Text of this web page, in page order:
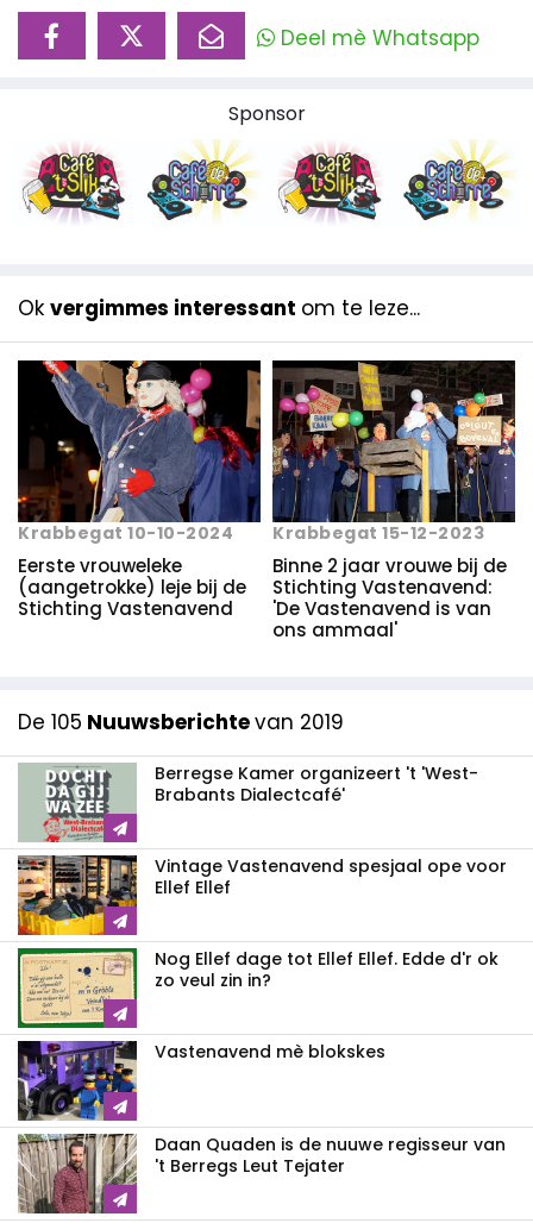
Deel mè Whatsapp
Sponsor
Ok vergimmes interessant om te leze...
Krabbegat 10-10-2024
Eerste vrouweleke
(aangetrokke) leje bij de
Stichting Vastenavend
Krabbegat 15-12-2023
Binne 2 jaar vrouwe bij de
Stichting Vastenavend:
'De Vastenavend is van
ons ammaal'
De 105 Nuuwsberichtevan 2019
Berregse Kamer organizeert 't 'West-
Brabants Dialectcafé'
Vintage Vastenavend spesjaal ope voor
Ellef Ellef
Nog Ellef dage tot Ellef Ellef. Edde d'r ok
zo veul zin in?
Vastenavend mè blokskes
Daan Quaden is de nuuwe regisseur van
't Berregs Leut Tejater